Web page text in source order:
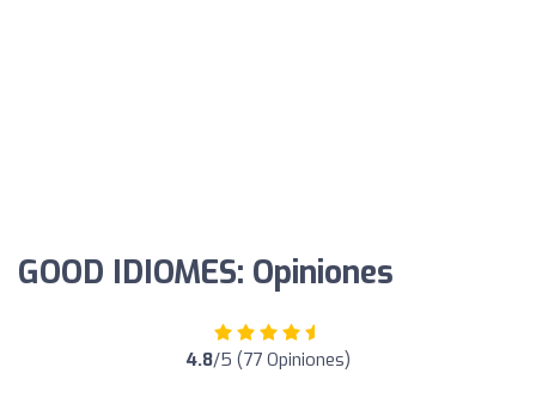
GOOD IDIOMES: Opiniones
4.8/5 (77 Opiniones)